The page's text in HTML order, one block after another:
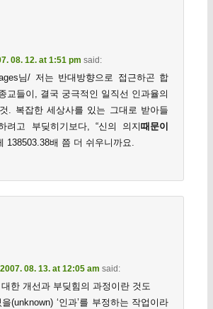
08. 12. at 1:51 pm said:
님/ 저는 반대방향으로 접근하곤 합
교들이, 결국 궁극적인 일직선 인과율의
. 복잡한 세상사를 있는 그대로 받아들
려고 부딪히기보다, “신의 의지때문이
138503.38배 쯤 더 쉬우니까요.
2007. 08. 13. at 12:05 am said:
한 개선과 부딪힘의 과정이란 것도
(unknown) ‘인과’를 부정하는 작업이라